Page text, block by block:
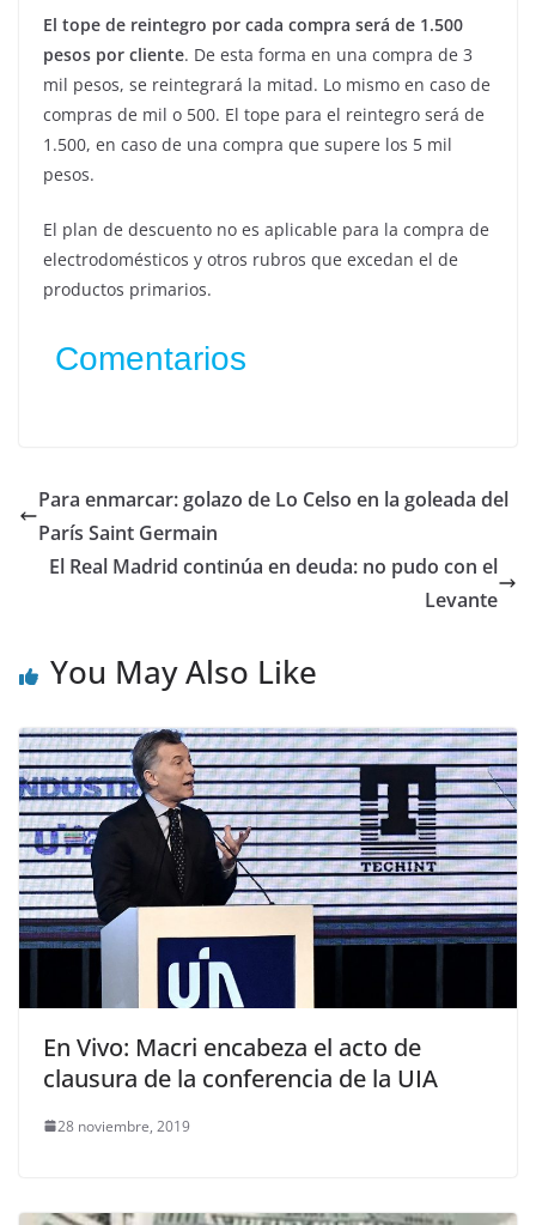
El tope de reintegro por cada compra será de 1.500
pesos por cliente. De esta forma en una compra de 3
mil pesos, se reintegrará la mitad. Lo mismo en caso de
compras de mil o 500. El tope para el reintegro será de
1.500, en caso de una compra que supere los 5 mil
pesos.
El plan de descuento no es aplicable para la compra de
electrodomésticos y otros rubros que excedan el de
productos primarios.
Comentarios
Para enmarcar: golazo de Lo Celso en la goleada del
París Saint Germain
El Real Madrid continúa en deuda: no pudo con el
Levante
You May Also Like
En Vivo: Macri encabeza el acto de
clausura de la conferencia de la UIA
28 noviembre, 2019